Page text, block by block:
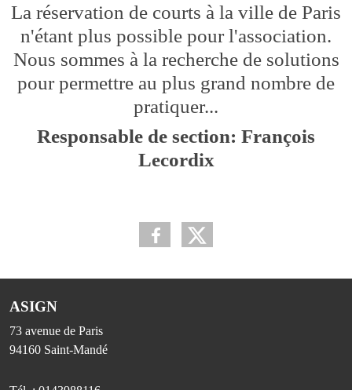
La réservation de courts à la ville de Paris
n'étant plus possible pour l'association.
Nous sommes à la recherche de solutions
pour permettre au plus grand nombre de
pratiquer...
Responsable de section: François
Lecordix
ASIGN
73 avenue de Paris
94160 Saint-Mandé